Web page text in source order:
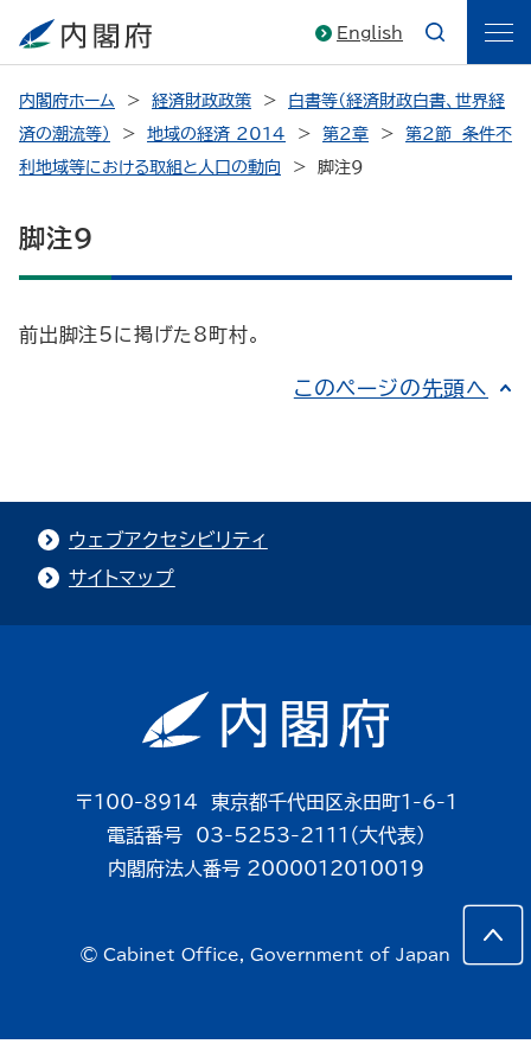
English
内閣府ホーム 経済財政政策
白書等（経済財政白書、世界経
済の潮流等）
地域の経済 2014 第2章
第2節 条件不
利地域等における取組と人口の動向
脚注9
脚注9
前出脚注5に掲げた8町村。
このページの先頭へ
ウェブアクセシビリティ
サイトマップ
〒100-8914 東京都千代田区永田町1-6-1
電話番号 03-5253-2111（大代表）
内閣府法人番号 2000012010019
© Cabinet Office, Government of Japan